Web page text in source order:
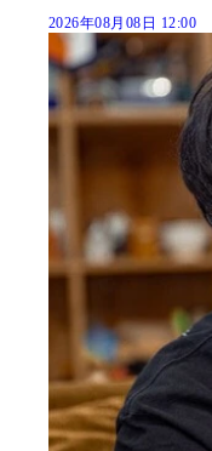
2026年08月08日 12:00